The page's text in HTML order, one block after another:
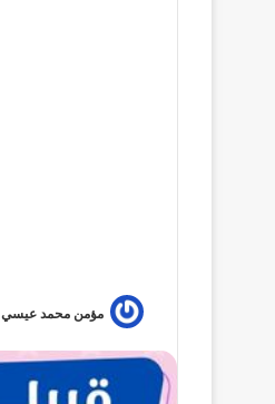
مؤمن محمد عيسي